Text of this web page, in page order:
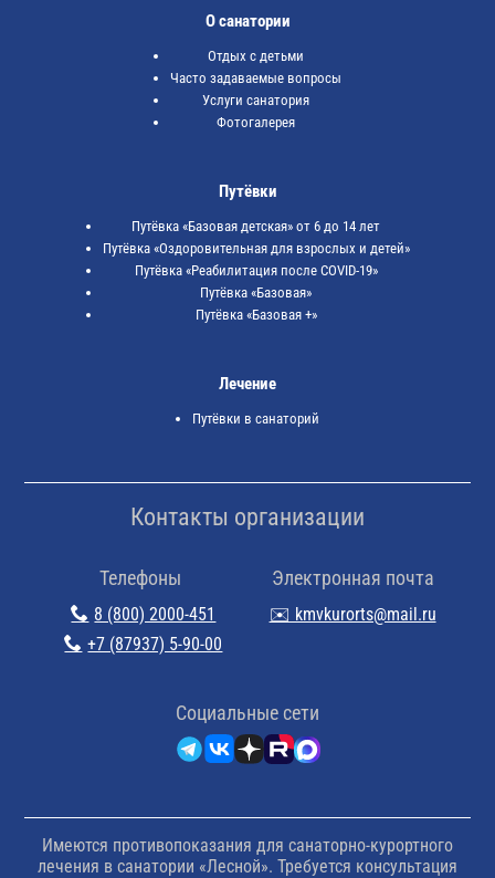
О санатории
Отдых с детьми
Часто задаваемые вопросы
Услуги санатория
Фотогалерея
Путёвки
Путёвка «Базовая детская» от 6 до 14 лет
Путёвка «Оздоровительная для взрослых и детей»
Путёвка «Реабилитация после COVID-19»
Путёвка «Базовая»
Путёвка «Базовая +»
Лечение
Путёвки в санаторий
Контакты организации
Телефоны
8 (800) 2000-451
+7 (87937) 5-90-00
Электронная почта
✉️ kmvkurorts@mail.ru
Cоциальные сети
Имеются противопоказания для санаторно-курортного
лечения в санатории «Лесной». Требуется консультация